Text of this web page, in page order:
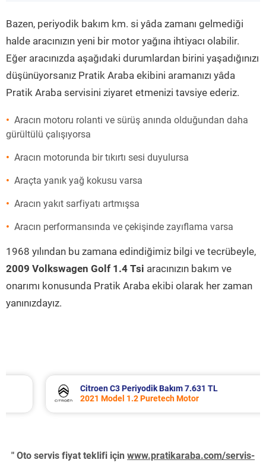
Bazen, periyodik bakım km. si yâda zamanı gelmediği
halde aracınızın yeni bir motor yağına ihtiyacı olabilir.
Eğer aracınızda aşağıdaki durumlardan birini yaşadığınızı
düşünüyorsanız Pratik Araba ekibini aramanızı yâda
Pratik Araba servisini ziyaret etmenizi tavsiye ederiz.
Aracın motoru rolanti ve sürüş anında olduğundan daha
gürültülü çalışıyorsa
Aracın motorunda bir tıkırtı sesi duyulursa
Araçta yanık yağ kokusu varsa
Aracın yakıt sarfiyatı artmışsa
Aracın performansında ve çekişinde zayıflama varsa
1968 yılından bu zamana edindiğimiz bilgi ve tecrübeyle,
2009 Volkswagen Golf 1.4 Tsi aracınızın bakım ve
onarımı konusunda Pratik Araba ekibi olarak her zaman
yanınızdayız.
Citroen C3 Periyodik Bakım 7.631 TL
2021 Model 1.2 Puretech Motor
" Oto servis fiyat teklifi için www.pratikaraba.com/servis-